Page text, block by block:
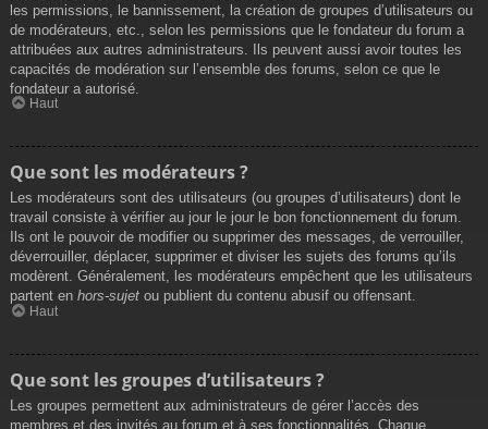
les permissions, le bannissement, la création de groupes d’utilisateurs ou
de modérateurs, etc., selon les permissions que le fondateur du forum a
attribuées aux autres administrateurs. Ils peuvent aussi avoir toutes les
capacités de modération sur l’ensemble des forums, selon ce que le
fondateur a autorisé.
Haut
Que sont les modérateurs ?
Les modérateurs sont des utilisateurs (ou groupes d’utilisateurs) dont le
travail consiste à vérifier au jour le jour le bon fonctionnement du forum.
Ils ont le pouvoir de modifier ou supprimer des messages, de verrouiller,
déverrouiller, déplacer, supprimer et diviser les sujets des forums qu’ils
modèrent. Généralement, les modérateurs empêchent que les utilisateurs
partent en hors-sujet ou publient du contenu abusif ou offensant.
Haut
Que sont les groupes d’utilisateurs ?
Les groupes permettent aux administrateurs de gérer l’accès des
membres et des invités au forum et à ses fonctionnalités. Chaque